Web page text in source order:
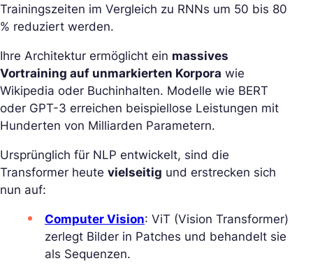
Trainingszeiten im Vergleich zu RNNs um 50 bis 80
% reduziert werden.
Ihre Architektur ermöglicht ein massives
Vortraining auf unmarkierten Korpora wie
Wikipedia oder Buchinhalten. Modelle wie BERT
oder GPT-3 erreichen beispiellose Leistungen mit
Hunderten von Milliarden Parametern.
Ursprünglich für NLP entwickelt, sind die
Transformer heute vielseitig und erstrecken sich
nun auf:
Computer Vision: ViT (Vision Transformer)
zerlegt Bilder in Patches und behandelt sie
als Sequenzen.